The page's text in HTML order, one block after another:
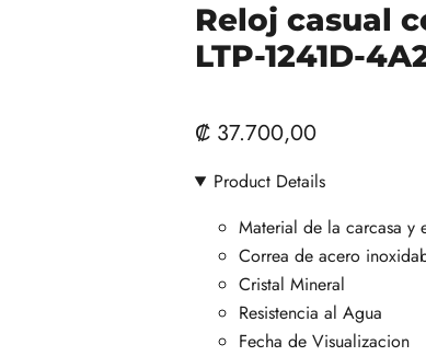
Reloj casual
LTP-1241D-
₡ 37.700,00
Product Details
Material de la carcasa
Correa de acero
Cristal Mineral
Resistencia al Agua
Fecha de Visualizacion